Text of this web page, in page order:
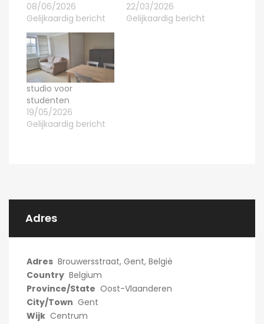
08/06/2026
Gelijkaardig bericht
22/03/2026
Gelijkaardig bericht
studio voor
studenten
19/05/2026
Gelijkaardig bericht
Adres
Adres Brouwersstraat, Gent, België
Country Belgium
Province/State Oost-Vlaanderen
City/Town Gent
Wijk Centrum